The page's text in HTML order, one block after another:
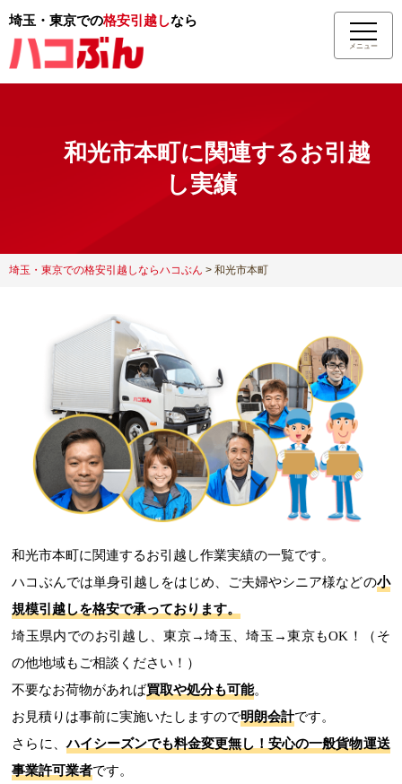
埼玉・東京での格安引越しなら
メニュー
和光市本町に関連するお引越
し実績
埼玉・東京での格安引越しならハコぶん > 和光市本町
和光市本町に関連するお引越し作業実績の一覧です。
ハコぶんでは単身引越しをはじめ、ご夫婦やシニア様などの小
規模引越しを格安で承っております。
埼玉県内でのお引越し、東京→埼玉、埼玉→東京もOK！（そ
の他地域もご相談ください！）
不要なお荷物があれば買取や処分も可能。
お見積りは事前に実施いたしますので明朗会計です。
さらに、ハイシーズンでも料金変更無し！安心の一般貨物運送
事業許可業者です。